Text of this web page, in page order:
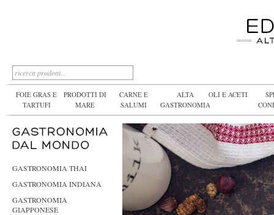
FOIE GRAS E
TARTUFI
PRODOTTI DI
MARE
CARNE E
SALUMI
ALTA
GASTRONOMIA
OLI E ACETI
GASTRONOMIA THAI
GASTRONOMIA INDIANA
GASTRONOMIA
GIAPPONESE